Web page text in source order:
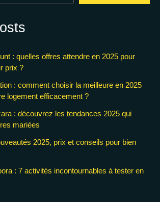
: quelles offres attendre en 2025 pour
prix ?
: comment choisir la meilleure en 2025
logement efficacement ?
: découvrez les tendances 2025 qui
mariées
2025, prix et conseils pour bien
: 7 activités incontournables à tester en